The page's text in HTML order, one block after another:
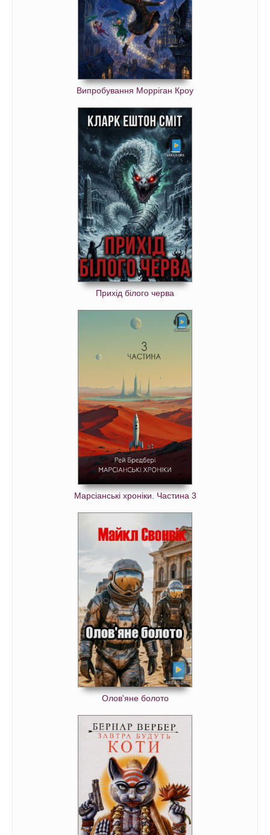
Випробування Морріган Кроу
Прихід білого черва
Марсіанські хроніки. Частина 3
Олов'яне болото